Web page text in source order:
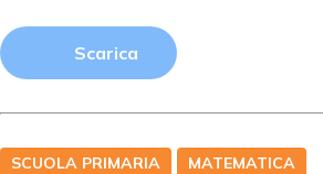
Scarica
SCUOLA PRIMARIA MATEMATICA